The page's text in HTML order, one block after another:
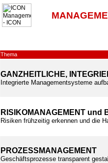
Thema
GANZHEITLICHE,
Integrierte Managementsysteme
RISIKOMANAGEMENT und
Risiken frühzeitig erkennen und die
PROZESSMANAGEMENT
Geschäftsprozesse transparent